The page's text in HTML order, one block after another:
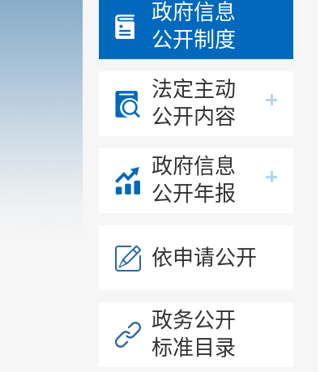
政府信息
公开制度
法定主动
公开内容
政府信息
公开年报
依申请公开
政务公开
标准目录